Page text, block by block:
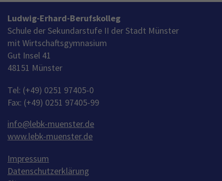
Ludwig-Erhard-Berufskolleg
Schule der Sekundarstufe II der Stadt Münster
mit Wirtschaftsgymnasium
Gut Insel 41
48151 Münster
Tel: (+49) 0251 97405-0
Fax: (+49) 0251 97405-99
info@lebk-muenster.de
www.lebk-muenster.de
Impressum
Datenschutzerklärung